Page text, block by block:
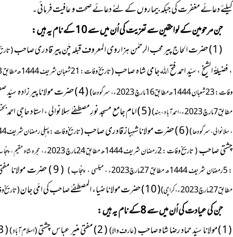
کیلئے دعائے مغفرت کی جبکہ بیماروں کے لئے دعائے صحت و عافیت فرمائی۔
جن مرحومین کے لواحقین سے تعزیت کی اُن میں سے 10 کے نام یہ ہیں :
( 1 ) حضرت الحاج پیر محب الرحمٰن ہزاروی المعروف قبلہ چَن پیر قادری صاحب
( تاریخ وفات :
، فضیلۃُ الشیخ ، سیّد احمد فتحاللہجامی شاہ صاحب( تاریخ وفات : 21شعبان شریف 1444ھ مطابق 13مارچ 2023ء ،
وفات : 23 شعبان 1444ھ مطابق 16مارچ 2023ء ،
سرگودھا)( 4 ) حضرت مولانا پیر زادہ سیّد صفی
مطابق 7مارچ 2023ء ،
احمدآباد ، ہند)( 5 ) امام جامع مسجد نورِ مصطفےٰ سِلانوالی ، استاد حاجی احمد بخش صاحب
،سِلانوالی ، سرگودھا)( 6 ) حضرت مولانا شہباز قادری صاحب ( تاریخ وفات : پہلی رمضان شریف 1444ھ مطابق 23مارچ 2023ء ، گوجرانوالہ )
چشتی صاحب( تاریخ وفات : 2رمضان شریف 1444ھ مطابق 24مارچ 2023ء ، حجرہ شاہ مقیم ،
: 5رمضان شریف 1444ھ مطابق 27مارچ2023ء ، میلسی ، پنجاب )
( 9 ) حضرت مولانا مفتی عبدالوارث قادری صاحب
مطابق 27مارچ 2023ء ،
کراچی)( 10 ) حضرت مولانا ضیاء المصطفےٰ صاحب کی امّی جان ( تاریخ وفات : 5رمضان شریف
جن کی عیادت کی اُن میں سے 8کے نام یہ ہیں :
( 1 ) مولانا سیّد حماد رضا شاہ صاحب
( عارف والا )( 2 ) مفتی منیر عباس چشتی ( اسلام آباد )( 3 ) پیر سیّد شوکت حسین شاہ قادری قلندری